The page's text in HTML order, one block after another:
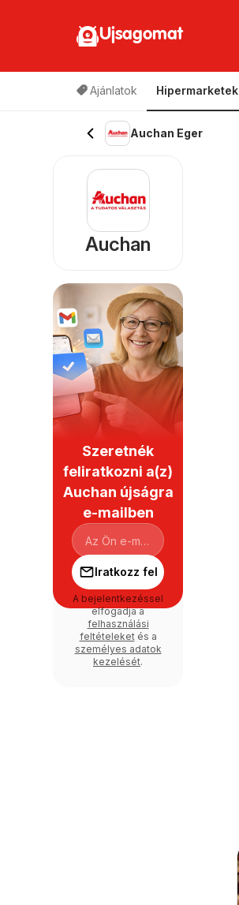
Ujsagomat
Ajánlatok Hipermarketek
Auchan Eger
Auchan
Szeretnék
feliratkozni a(z)
Auchan újságra
e-mailben
Iratkozz fel
A bejelentkezéssel
elfogadja a
felhasználási
feltételeketés a
személyes adatok
kezelését.